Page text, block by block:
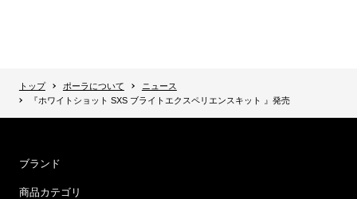
トップ ポーラについて
ニュース
『ホワイトショット SXS ブライトエクスペリエンスキット 』発売
ブランド
商品カテゴリ